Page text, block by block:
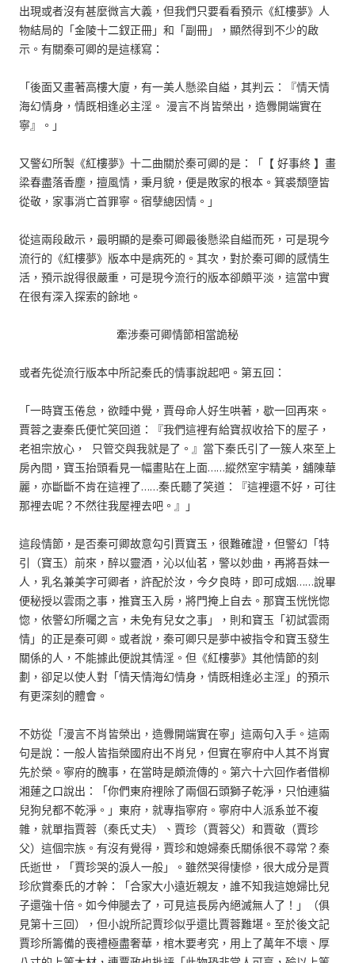
出現或者沒有甚麼微言大義，但我們只要看看預示《紅樓夢》人
物結局的「金陵十二釵正冊」和「副冊」，顯然得到不少的啟
示。有關秦可卿的是這樣寫：
「後面又畫著高樓大廈，有一美人懸梁自縊，其判云：『情天情
海幻情身，情既相逢必主淫。 漫言不肖皆榮出，造釁開端實在
寧』。」
又警幻所製《紅樓夢》十二曲關於秦可卿的是：「【 好事終 】畫
梁春盡落香塵，擅風情，秉月貌，便是敗家的根本。箕裘頹墮皆
從敬，家事消亡首罪寧。宿孽總因情。」
從這兩段啟示，最明顯的是秦可卿最後懸梁自縊而死，可是現今
流行的《紅樓夢》版本中是病死的。其次，對於秦可卿的感情生
活，預示說得很嚴重，可是現今流行的版本卻頗平淡，這當中實
在很有深入探索的餘地。
牽涉秦可卿情節相當詭秘
或者先從流行版本中所記秦氏的情事說起吧。第五回：
「一時寶玉倦怠，欲睡中覺，賈母命人好生哄著，歇一回再來。
賈蓉之妻秦氏便忙笑回道：『我們這裡有給寶叔收拾下的屋子，
老祖宗放心， 只管交與我就是了。』當下秦氏引了一簇人來至上
房內間，寶玉抬頭看見一幅畫貼在上面……縱然室宇精美，舖陳華
麗，亦斷斷不肯在這裡了……秦氏聽了笑道：『這裡還不好，可往
那裡去呢？不然往我屋裡去吧。』」
這段情節，是否秦可卿故意勾引賈寶玉，很難確證，但警幻「特
引（寶玉）前來，醉以靈酒，沁以仙茗，警以妙曲，再將吾妹一
人，乳名兼美字可卿者，許配於汝，今夕良時，即可成姻……說畢
便秘授以雲雨之事，推寶玉入房，將門掩上自去。那寶玉恍恍惚
惚，依警幻所囑之言，未免有兒女之事」，則和寶玉「初試雲雨
情」的正是秦可卿。或者說，秦可卿只是夢中被指令和寶玉發生
關係的人，不能據此便說其情淫。但《紅樓夢》其他情節的刻
劃，卻足以使人對「情天情海幻情身，情既相逢必主淫」的預示
有更深刻的體會。
不妨從「漫言不肖皆榮出，造釁開端實在寧」這兩句入手。這兩
句是說：一般人皆指榮國府出不肖兒，但實在寧府中人其不肖實
先於榮。寧府的醜事，在當時是頗流傳的。第六十六回作者借柳
湘蓮之口說出：「你們東府裡除了兩個石頭獅子乾淨，只怕連貓
兒狗兒都不乾淨。」東府，就專指寧府。寧府中人派系並不複
雜，就單指賈蓉（秦氏丈夫）、賈珍（賈蓉父）和賈敬（賈珍
父）這個宗族。有沒有覺得，賈珍和媳婦秦氏關係很不尋常？秦
氏逝世，「賈珍哭的淚人一般」。雖然哭得悽慘，很大成分是賈
珍欣賞秦氏的才幹：「合家大小遠近親友，誰不知我這媳婦比兒
子還強十倍。如今伸腿去了，可見這長房內絕滅無人了！」（俱
見第十三回），但小說所記賈珍似乎還比賈蓉難堪。至於後文記
賈珍所籌備的喪禮極盡奢華，棺木要考究，用上了萬年不壞、厚